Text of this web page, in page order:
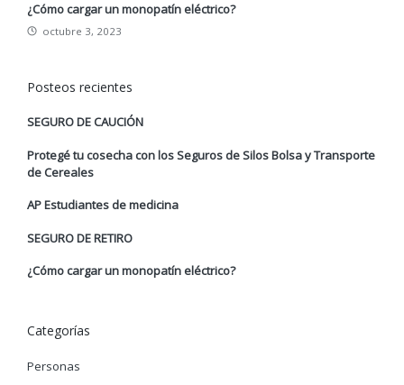
¿Cómo cargar un monopatín eléctrico?
octubre 3, 2023
Posteos recientes
SEGURO DE CAUCIÓN
Protegé tu cosecha con los Seguros de Silos Bolsa y Transporte
de Cereales
AP Estudiantes de medicina
SEGURO DE RETIRO
¿Cómo cargar un monopatín eléctrico?
Categorías
Personas